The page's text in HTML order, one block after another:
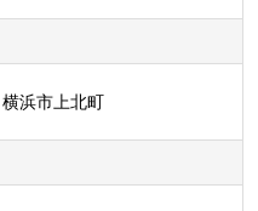
横浜市上北町